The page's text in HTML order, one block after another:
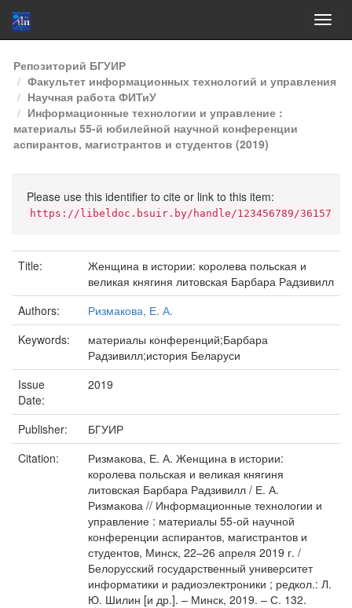
Skip
navigation
Репозиторий БГУИР
Факультет информационных технологий и управления
Научная работа ФИТиУ
Информационные технологии и управление :
материалы 55-й юбилейной научной конференции
аспирантов, магистрантов и студентов (2019)
Please use this identifier to cite or link to this item:
https://libeldoc.bsuir.by/handle/123456789/36157
Title:
Женщина в истории: королева польская и
великая княгиня литовская Барбара Радзивилл
Authors:
Ризмакова, Е. А.
Keywords:
материалы конференций;Барбара
Радзивилл;история Беларуси
Issue
Date:
2019
Publisher:
БГУИР
Citation:
Ризмакова, Е. А. Женщина в истории:
королева польская и великая княгиня
литовская Барбара Радзивилл / Е. А.
Ризмакова // Информационные технологии и
управление : материалы 55-ой научной
конференции аспирантов, магистрантов и
студентов, Минск, 22–26 апреля 2019 г. /
Белорусский государственный университет
информатики и радиоэлектроники ; редкол.: Л.
Ю. Шилин [и др.]. – Минск, 2019. – С. 132.